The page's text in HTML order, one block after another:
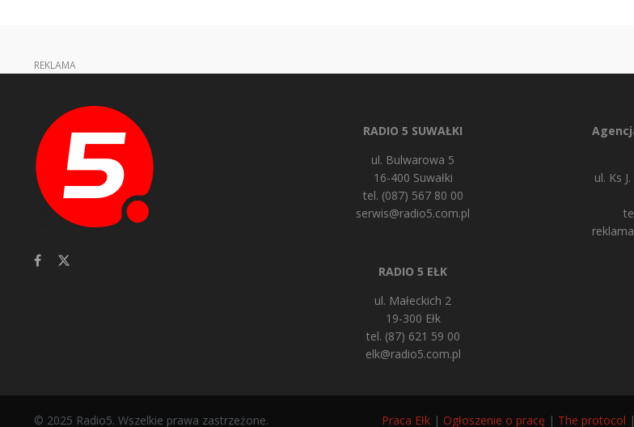
REKLAMA
RADIO 5 SUWAŁKI
ul. Bulwarowa 5
16-400 Suwałki
tel. (087) 567 80 00
serwis@radio5.com.pl
RADIO 5 EŁK
ul. Małeckich 2
19-300 Ełk
tel. (87) 621 59 00
elk@radio5.com.pl
ul. Ks
© 2025 Radio5. Wszelkie prawa zastrzeżone. Praca Ełk | Ogłoszenie o pracę | The protocol |